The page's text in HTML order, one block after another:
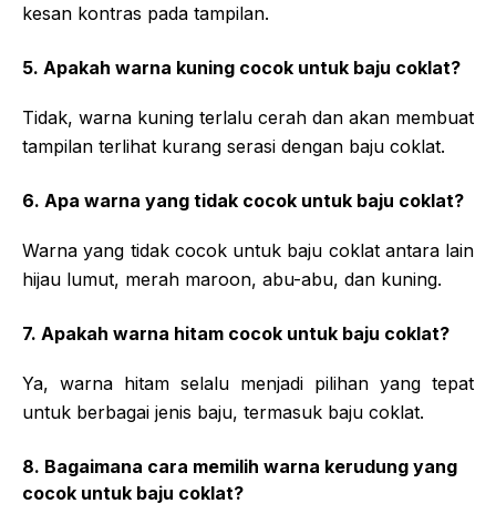
kesan kontras pada tampilan.
5. Apakah warna kuning cocok untuk baju coklat?
Tidak, warna kuning terlalu cerah dan akan membuat
tampilan terlihat kurang serasi dengan baju coklat.
6. Apa warna yang tidak cocok untuk baju coklat?
Warna yang tidak cocok untuk baju coklat antara lain
hijau lumut, merah maroon, abu-abu, dan kuning.
7. Apakah warna hitam cocok untuk baju coklat?
Ya, warna hitam selalu menjadi pilihan yang tepat
untuk berbagai jenis baju, termasuk baju coklat.
8. Bagaimana cara memilih warna kerudung yang
cocok untuk baju coklat?